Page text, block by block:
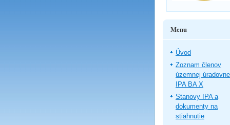
Menu
Úvod
Zoznam členov
územnej úradovne
IPA BA X
Stanovy IPA a
dokumenty na
stiahnutie